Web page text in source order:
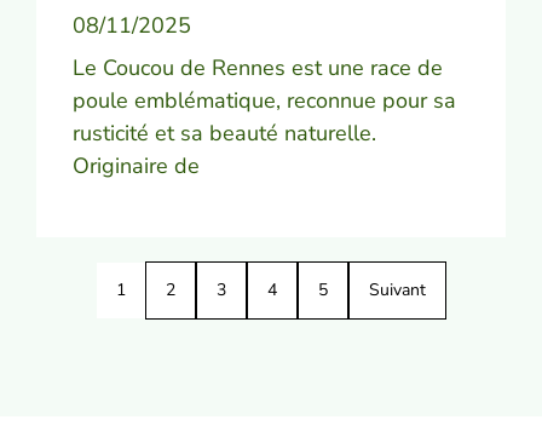
08/11/2025
Le Coucou de Rennes est une race de
poule emblématique, reconnue pour sa
rusticité et sa beauté naturelle.
Originaire de
1 2 3 4 5 Suivant